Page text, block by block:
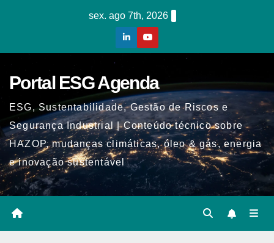
sex. ago 7th, 2026
Portal ESG Agenda
ESG, Sustentabilidade, Gestão de Riscos e
Segurança Industrial | Conteúdo técnico sobre
HAZOP, mudanças climáticas, óleo & gás, energia
e inovação sustentável